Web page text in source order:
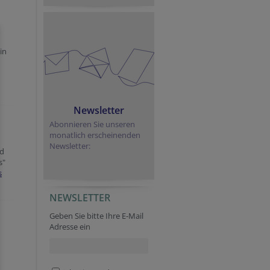
Newsletter
Abonnieren Sie unseren
monatlich erscheinenden
Newsletter:
NEWSLETTER
Geben Sie bitte Ihre E-Mail
Adresse ein